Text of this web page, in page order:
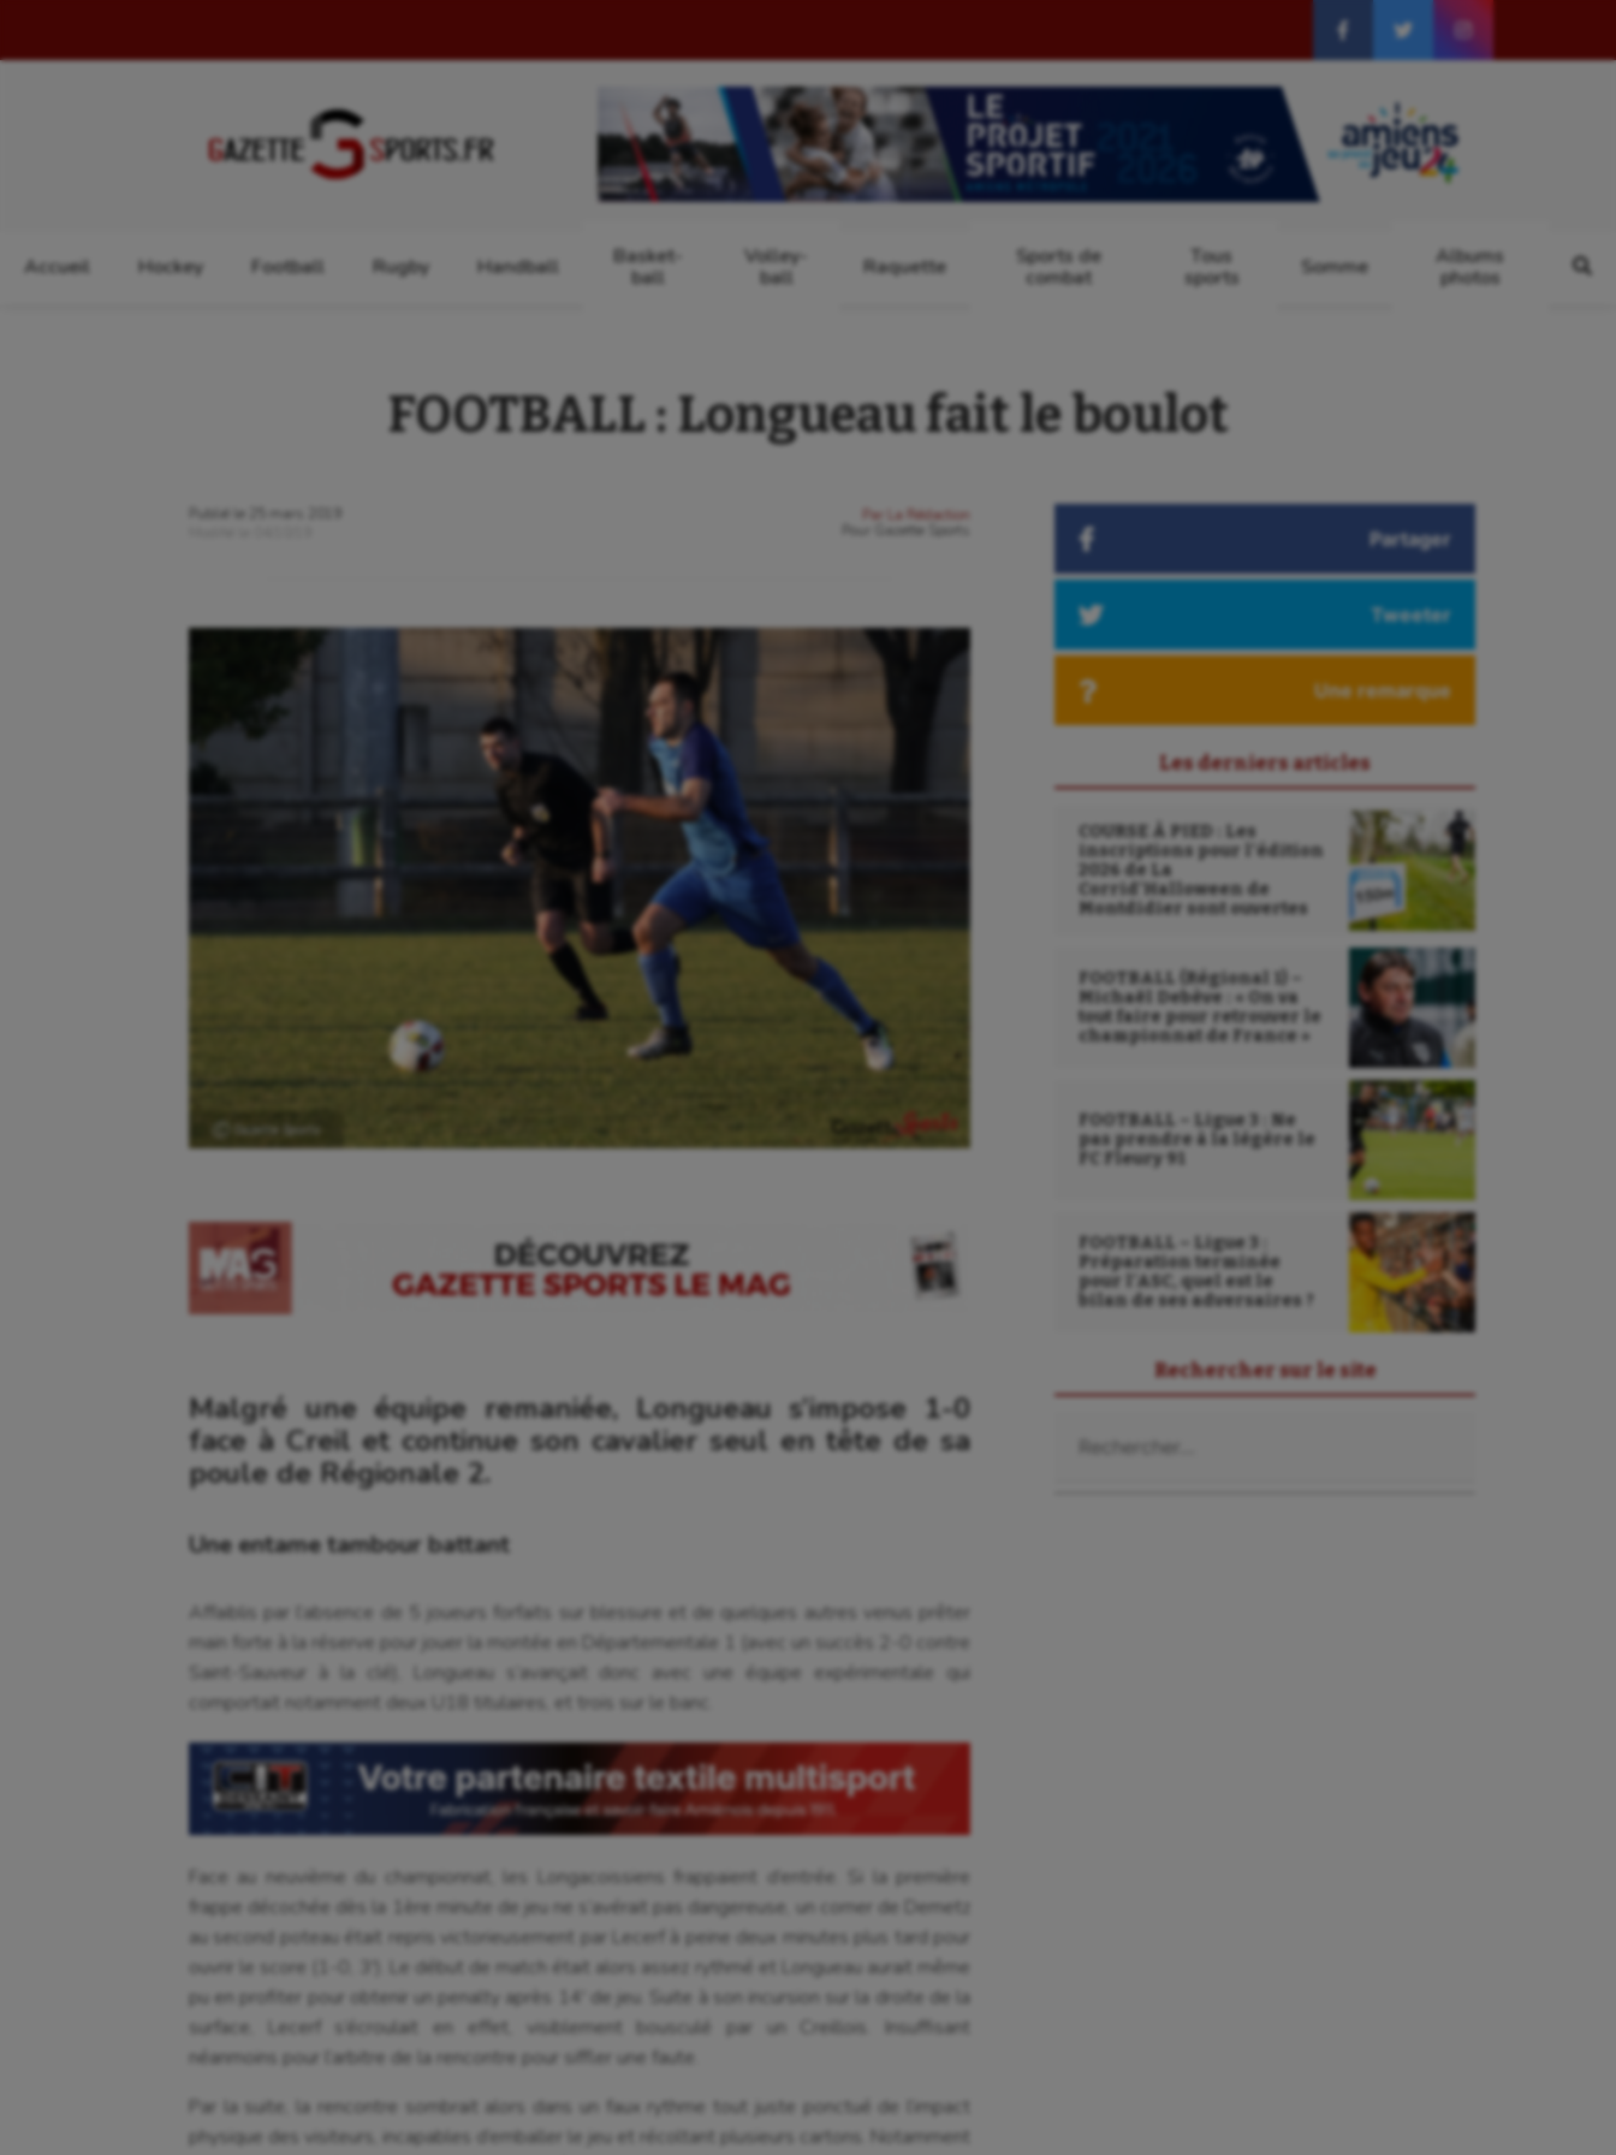
Accueil Hockey Football Rugby Handball
Basket-
ball
Volley-
ball
Raquette
Sports de
combat
Tous
sports
Somme
Albums
photos
FOOTBALL : Longueau fait le boulot
Publié le
25 mars 2019
Par
La Rédaction
Gazette Sports
Malgré une équipe remaniée, Longueau s’impose 1-0
face à Creil et continue son cavalier seul en tête de sa
poule de Régionale 2.
Une entame tambour battant
Affaiblis par l’absence de 5 joueurs forfaits sur blessure et de quelques autres venus prêter
main forte à la réserve pour jouer la montée en Départementale 1 (avec un succès 2-0 contre
Saint-Sauveur à la clé), Longueau s’avançait donc avec une équipe expérimentale qui
comportait notamment deux U18 titulaires, et trois sur le banc.
Face au neuvième du championnat, les Longacoissiens frappaient d’entrée. Si la première
frappe décochée dès la 1ère minute de jeu ne s’avérait pas dangereuse, un corner de Demetz
au second poteau était repris victorieusement par Lecerf à peine deux minutes plus tard pour
ouvrir le score (1-0, 3′). Le début de match était alors assez rythmé et Longueau aurait même
pu en profiter pour obtenir un penalty après 14′ de jeu. Suite à son incursion sur la droite de la
surface, Lecerf s’écroulait en effet, visiblement bousculé par un Creillois. Insuffisant
néanmoins pour l’arbitre de la rencontre pour siffler une faute.
Par la suite, la rencontre sombrait alors dans un faux rythme tout juste ponctué de l’impact
physique des visiteurs, incapables d’emballer le jeu et récoltant plusieurs cartons. Notamment
Partager
Tweeter
Une remarque
Les derniers articles
COURSE À PIED : Les
inscriptions pour l’édition
2026 de La
Corrid’Halloween de
Montdidier sont ouvertes
FOOTBALL (Régional 1) –
Michaël Debève : « On va
tout faire pour retrouver le
championnat de France »
FOOTBALL – Ligue 3 : Ne
pas prendre à la légère le
FC Fleury 91
FOOTBALL – Ligue 3 :
Préparation terminée
pour l’ASC, quel est le
bilan de ses adversaires ?
Rechercher sur le site